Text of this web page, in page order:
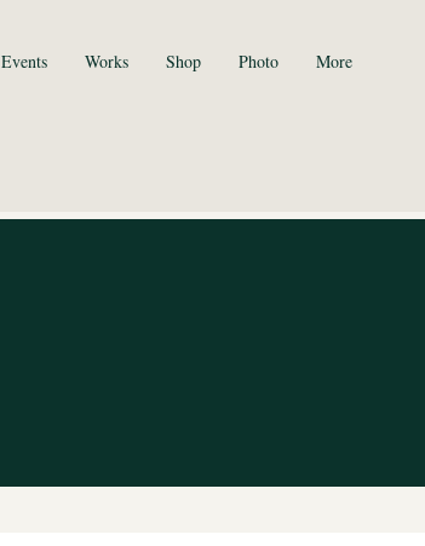
Events Works Shop Photo More